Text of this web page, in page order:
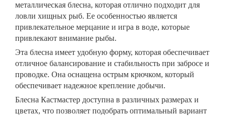
металлическая блесна, которая отлично подходит для
ловли хищных рыб. Ее особенностью является
привлекательное мерцание и игра в воде, которые
привлекают внимание рыбы.
Эта блесна имеет удобную форму, которая обеспечивает
отличное балансирование и стабильность при забросе и
проводке. Она оснащена острым крючком, который
обеспечивает надежное крепление добычи.
Блесна Кастмастер доступна в различных размерах и
цветах, что позволяет подобрать оптимальный вариант